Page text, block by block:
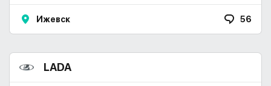
Ижевск 56
LADA